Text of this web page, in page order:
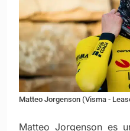
Matteo Jorgenson (Visma -
Matteo Jorgenson es